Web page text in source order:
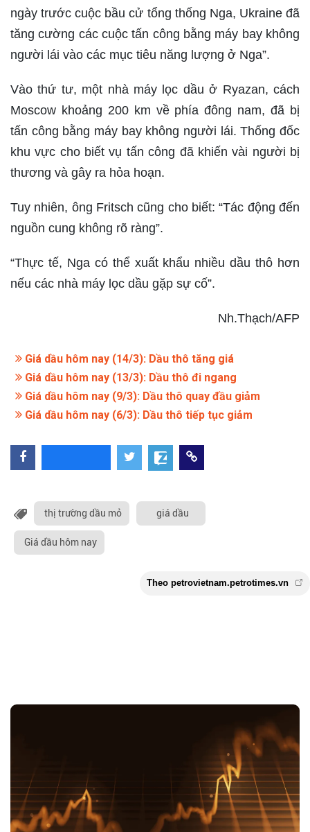
ngày trước cuộc bầu cử tổng thống Nga, Ukraine đã
tăng cường các cuộc tấn công bằng máy bay không
người lái vào các mục tiêu năng lượng ở Nga”.
Vào thứ tư, một nhà máy lọc dầu ở Ryazan, cách
Moscow khoảng 200 km về phía đông nam, đã bị
tấn công bằng máy bay không người lái. Thống đốc
khu vực cho biết vụ tấn công đã khiến vài người bị
thương và gây ra hỏa hoạn.
Tuy nhiên, ông Fritsch cũng cho biết: “Tác động đến
nguồn cung không rõ ràng”.
“Thực tế, Nga có thể xuất khẩu nhiều dầu thô hơn
nếu các nhà máy lọc dầu gặp sự cố”.
Nh.Thạch/AFP
Giá dầu hôm nay (14/3): Dầu thô tăng giá
Giá dầu hôm nay (13/3): Dầu thô đi ngang
Giá dầu hôm nay (9/3): Dầu thô quay đầu giảm
Giá dầu hôm nay (6/3): Dầu thô tiếp tục giảm
thị trường dầu mỏ giá dầu
Giá dầu hôm nay
Theo